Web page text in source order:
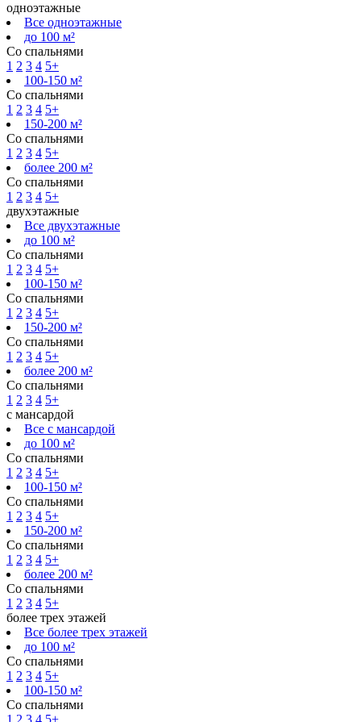
одноэтажные
Все одноэтажные
до 100 м²
Со спальнями
1 2 3 4 5+
100-150 м²
Со спальнями
1 2 3 4 5+
150-200 м²
Со спальнями
1 2 3 4 5+
более 200 м²
Со спальнями
1 2 3 4 5+
двухэтажные
Все двухэтажные
до 100 м²
Со спальнями
1 2 3 4 5+
100-150 м²
Со спальнями
1 2 3 4 5+
150-200 м²
Со спальнями
1 2 3 4 5+
более 200 м²
Со спальнями
1 2 3 4 5+
с мансардой
Все с мансардой
до 100 м²
Со спальнями
1 2 3 4 5+
100-150 м²
Со спальнями
1 2 3 4 5+
150-200 м²
Со спальнями
1 2 3 4 5+
более 200 м²
Со спальнями
1 2 3 4 5+
более трех этажей
Все более трех этажей
до 100 м²
Со спальнями
1 2 3 4 5+
100-150 м²
Со спальнями
1 2 3 4 5+